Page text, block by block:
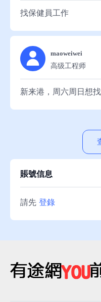
Outlook、MYOB、ERP
written), Cantonese,
Upon Request Availability Instant 申請
聯絡電話 : 6070 7891
找保健員工作
maoweiwei
高级工程师
新来港，周六周日想找
賬號信息
請先 登錄